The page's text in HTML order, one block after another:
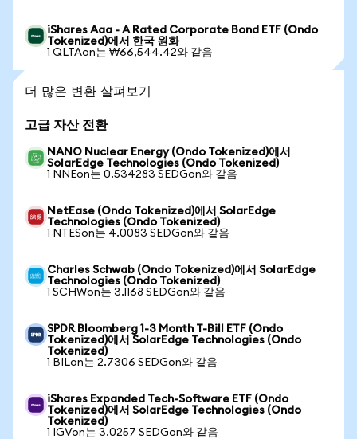
iShares Aaa - A Rated Corporate Bond ETF (Ondo
Tokenized)에서 한국 원화
1 QLTAon는 ₩66,544.42와 같음
더 많은 변환 살펴보기
고급 자산 전환
NANO Nuclear Energy (Ondo Tokenized)에서
SolarEdge Technologies (Ondo Tokenized)
1 NNEon는 0.534283 SEDGon와 같음
NetEase (Ondo Tokenized)에서 SolarEdge
Technologies (Ondo Tokenized)
1 NTESon는 4.0083 SEDGon와 같음
Charles Schwab (Ondo Tokenized)에서 SolarEdge
Technologies (Ondo Tokenized)
1 SCHWon는 3.1168 SEDGon와 같음
SPDR Bloomberg 1-3 Month T-Bill ETF (Ondo
Tokenized)에서 SolarEdge Technologies (Ondo
Tokenized)
1 BILon는 2.7306 SEDGon와 같음
iShares Expanded Tech-Software ETF (Ondo
Tokenized)에서 SolarEdge Technologies (Ondo
Tokenized)
1 IGVon는 3.0257 SEDGon와 같음